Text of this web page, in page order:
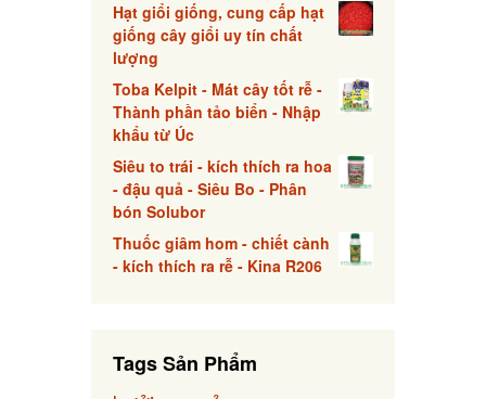
Hạt giổi giống, cung cấp hạt
giống cây giổi uy tín chất
lượng
Toba Kelpit - Mát cây tốt rễ -
Thành phần tảo biển - Nhập
khẩu từ Úc
Siêu to trái - kích thích ra hoa
- đậu quả - Siêu Bo - Phân
bón Solubor
Thuốc giâm hom - chiết cành
- kích thích ra rễ - Kina R206
Tags Sản Phẩm